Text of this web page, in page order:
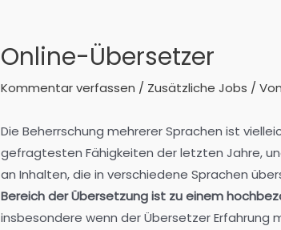
Online-Übersetzer
Kommentar verfassen / Zusätzliche Jobs / Von
Die Beherrschung mehrerer Sprachen ist
gefragtesten Fähigkeiten der letzten Jahre,
an Inhalten, die in verschiedene Sprachen
Bereich der Übersetzung ist zu einem
insbesondere wenn der Übersetzer Erfahrung